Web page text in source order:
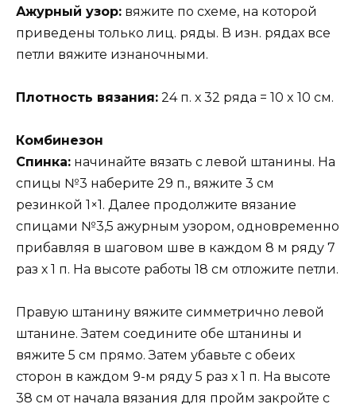
Ажурный узор: вяжите по схеме, на которой
приведены только лиц. ряды. В изн. рядах все
петли вяжите изнаночными.
Плотность вязания: 24 п. х 32 ряда = 10 x 10 см.
Комбинезон
Спинка: начинайте вязать с левой штанины. На
спицы №3 наберите 29 п., вяжите 3 см
резинкой 1×1. Далее продолжите вязание
спицами №3,5 ажурным узором, одновременно
прибавляя в шаговом шве в каждом 8 м ряду 7
раз х 1 п. На высоте работы 18 см отложите петли.
Правую штанину вяжите симметрично левой
штанине. Затем соедините обе штанины и
вяжите 5 см прямо. Затем убавьте с обеих
сторон в каждом 9-м ряду 5 раз х 1 п. На высоте
38 см от начала вязания для пройм закройте с